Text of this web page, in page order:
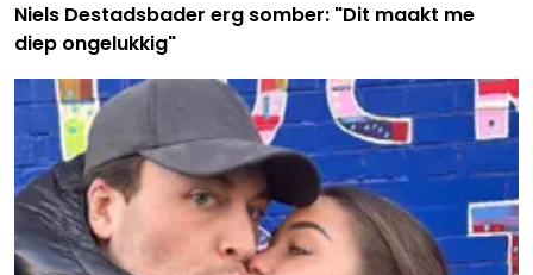
Niels Destadsbader erg somber: "Dit maakt me
diep ongelukkig"